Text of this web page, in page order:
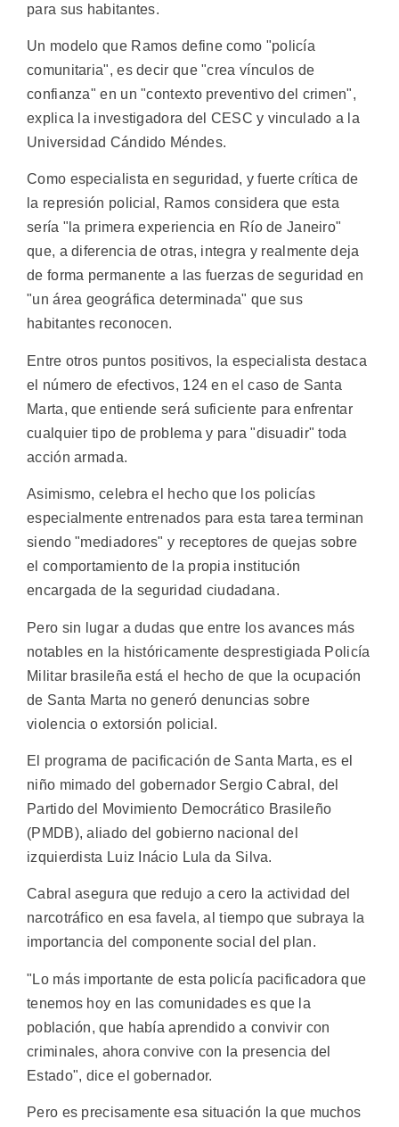
para sus habitantes.
Un modelo que Ramos define como "policía
comunitaria", es decir que "crea vínculos de
confianza" en un "contexto preventivo del crimen",
explica la investigadora del CESC y vinculado a la
Universidad Cándido Méndes.
Como especialista en seguridad, y fuerte crítica de
la represión policial, Ramos considera que esta
sería "la primera experiencia en Río de Janeiro"
que, a diferencia de otras, integra y realmente deja
de forma permanente a las fuerzas de seguridad en
"un área geográfica determinada" que sus
habitantes reconocen.
Entre otros puntos positivos, la especialista destaca
el número de efectivos, 124 en el caso de Santa
Marta, que entiende será suficiente para enfrentar
cualquier tipo de problema y para "disuadir" toda
acción armada.
Asimismo, celebra el hecho que los policías
especialmente entrenados para esta tarea terminan
siendo "mediadores" y receptores de quejas sobre
el comportamiento de la propia institución
encargada de la seguridad ciudadana.
Pero sin lugar a dudas que entre los avances más
notables en la históricamente desprestigiada Policía
Militar brasileña está el hecho de que la ocupación
de Santa Marta no generó denuncias sobre
violencia o extorsión policial.
El programa de pacificación de Santa Marta, es el
niño mimado del gobernador Sergio Cabral, del
Partido del Movimiento Democrático Brasileño
(PMDB), aliado del gobierno nacional del
izquierdista Luiz Inácio Lula da Silva.
Cabral asegura que redujo a cero la actividad del
narcotráfico en esa favela, al tiempo que subraya la
importancia del componente social del plan.
"Lo más importante de esta policía pacificadora que
tenemos hoy en las comunidades es que la
población, que había aprendido a convivir con
criminales, ahora convive con la presencia del
Estado", dice el gobernador.
Pero es precisamente esa situación la que muchos